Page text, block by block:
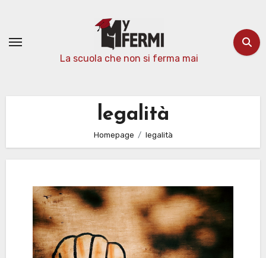
contenuto
La scuola che non si ferma mai
legalità
Homepage legalità